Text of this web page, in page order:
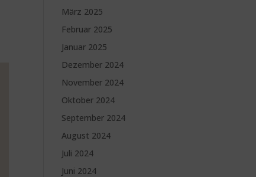
März 2025
Februar 2025
Januar 2025
Dezember 2024
November 2024
Oktober 2024
September 2024
August 2024
Juli 2024
Juni 2024